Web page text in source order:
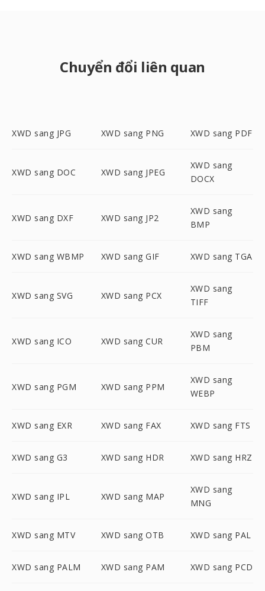
Chuyển đổi liên quan
XWD sang JPG XWD sang PNG XWD sang PDF
XWD sang DOC XWD sang JPEG
XWD sang
DOCX
XWD sang DXF XWD sang JP2
XWD sang
BMP
XWD sang WBMP XWD sang GIF XWD sang TGA
XWD sang SVG XWD sang PCX
XWD sang
TIFF
XWD sang ICO XWD sang CUR
XWD sang
PBM
XWD sang PGM XWD sang PPM
XWD sang
WEBP
XWD sang EXR XWD sang FAX XWD sang FTS
XWD sang G3 XWD sang HDR XWD sang HRZ
XWD sang IPL XWD sang MAP
XWD sang
MNG
XWD sang MTV XWD sang OTB XWD sang PAL
XWD sang PALM XWD sang PAM XWD sang PCD